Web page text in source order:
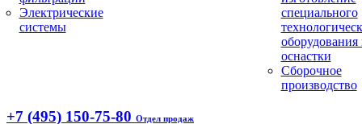
Электрические
системы
специального
оборудования
оснастки
Сборочное
производство
+7 (495) 150-75-80 Отдел продаж